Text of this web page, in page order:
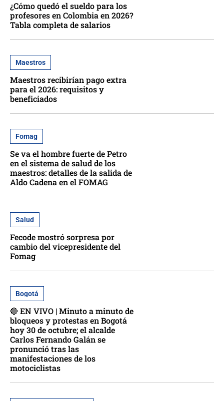
¿Cómo quedó el sueldo para los
profesores en Colombia en 2026?
Tabla completa de salarios
Maestros
Maestros recibirían pago extra
para el 2026: requisitos y
beneficiados
Fomag
Se va el hombre fuerte de Petro
en el sistema de salud de los
maestros: detalles de la salida de
Aldo Cadena en el FOMAG
Salud
Fecode mostró sorpresa por
cambio del vicepresidente del
Fomag
Bogotá
🔴 EN VIVO | Minuto a minuto de
bloqueos y protestas en Bogotá
hoy 30 de octubre; el alcalde
Carlos Fernando Galán se
pronunció tras las
manifestaciones de los
motociclistas